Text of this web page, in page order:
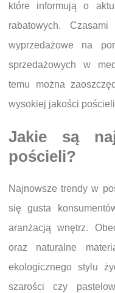
które informują o
rabatowych.
wyprzedażowe na
sprzedażowych w
temu można
wysokiej jakości
Jakie są
pościeli?
Najnowsze trendy w
się gusta
aranżacją wnętrz.
oraz naturalne
ekologicznego stylu
szarości czy